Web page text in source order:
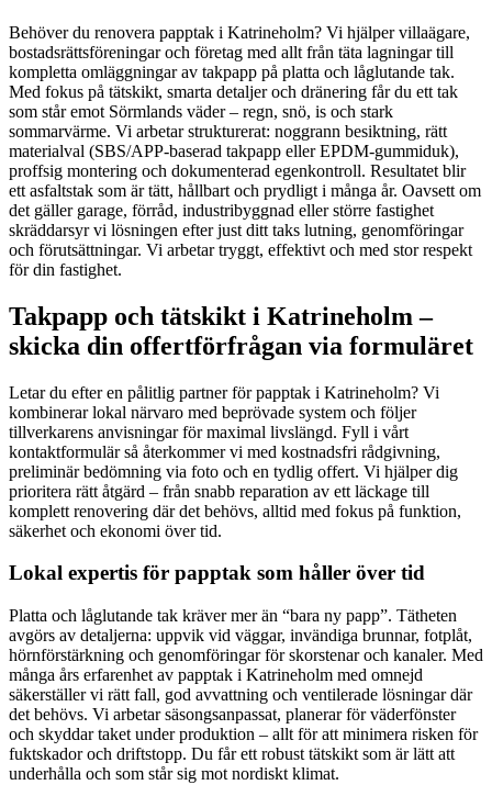
Behöver du renovera papptak i Katrineholm? Vi hjälper villaägare,
bostadsrättsföreningar och företag med allt från täta lagningar till
kompletta omläggningar av takpapp på platta och låglutande tak.
Med fokus på tätskikt, smarta detaljer och dränering får du ett tak
som står emot Sörmlands väder – regn, snö, is och stark
sommarvärme. Vi arbetar strukturerat: noggrann besiktning, rätt
materialval (SBS/APP-baserad takpapp eller EPDM-gummiduk),
proffsig montering och dokumenterad egenkontroll. Resultatet blir
ett asfaltstak som är tätt, hållbart och prydligt i många år. Oavsett om
det gäller garage, förråd, industribyggnad eller större fastighet
skräddarsyr vi lösningen efter just ditt taks lutning, genomföringar
och förutsättningar. Vi arbetar tryggt, effektivt och med stor respekt
för din fastighet.
Takpapp och tätskikt i Katrineholm –
skicka din offertförfrågan via formuläret
Letar du efter en pålitlig partner för papptak i Katrineholm? Vi
kombinerar lokal närvaro med beprövade system och följer
tillverkarens anvisningar för maximal livslängd. Fyll i vårt
kontaktformulär så återkommer vi med kostnadsfri rådgivning,
preliminär bedömning via foto och en tydlig offert. Vi hjälper dig
prioritera rätt åtgärd – från snabb reparation av ett läckage till
komplett renovering där det behövs, alltid med fokus på funktion,
säkerhet och ekonomi över tid.
Lokal expertis för papptak som håller över tid
Platta och låglutande tak kräver mer än “bara ny papp”. Tätheten
avgörs av detaljerna: uppvik vid väggar, invändiga brunnar, fotplåt,
hörnförstärkning och genomföringar för skorstenar och kanaler. Med
många års erfarenhet av papptak i Katrineholm med omnejd
säkerställer vi rätt fall, god avvattning och ventilerade lösningar där
det behövs. Vi arbetar säsongsanpassat, planerar för väderfönster
och skyddar taket under produktion – allt för att minimera risken för
fuktskador och driftstopp. Du får ett robust tätskikt som är lätt att
underhålla och som står sig mot nordiskt klimat.